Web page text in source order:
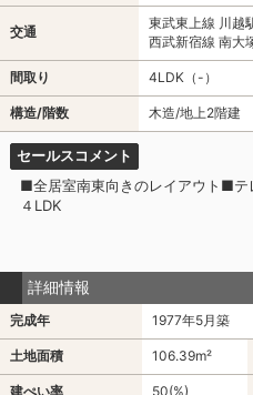
交通
東武東上線 川越
西武新宿線 南大
間取り 4LDK（-）
構造/階数 木造/地上2階建
セールスコメント
■全居室南東向きのレイアウト■テ
４LDK
詳細情報
完成年 1977年5月築
土地面積 106.39m²
建ぺい率 50(%)